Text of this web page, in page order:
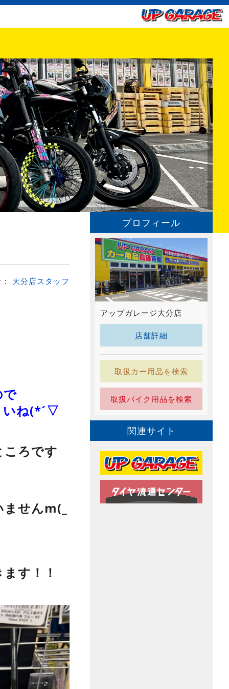
大分店スタッフ
で
いね(*´▽
ろです
せんm(_
す！！
プロフィール
アップガレージ大分店
店舗詳細
取扱カー用品を検索
取扱バイク用品を検索
関連サイト